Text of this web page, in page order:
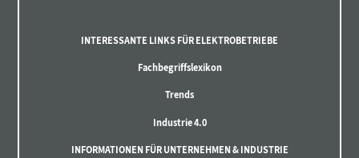
INTERESSANTE LINKS FÜR ELEKTROBETRIEBE
Fachbegriffslexikon
Trends
Industrie 4.0
INFORMATIONEN FÜR UNTERNEHMEN & INDUSTRIE